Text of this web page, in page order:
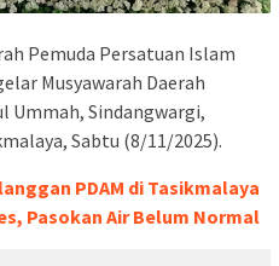
Pemuda Persatuan Islam
Musyawarah Daerah
Ummah, Sindangwargi,
Sabtu (8/11/2025).
PDAM di Tasikmalaya
Pasokan Air Belum Normal